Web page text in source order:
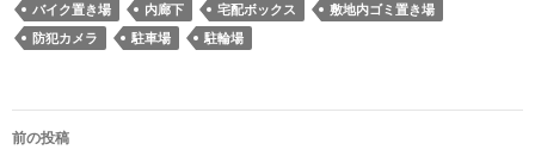
バイク置き場
内廊下 宅配ボックス
敷地内ゴミ置き場
防犯カメラ
駐車場 駐輪場
投
前の投稿